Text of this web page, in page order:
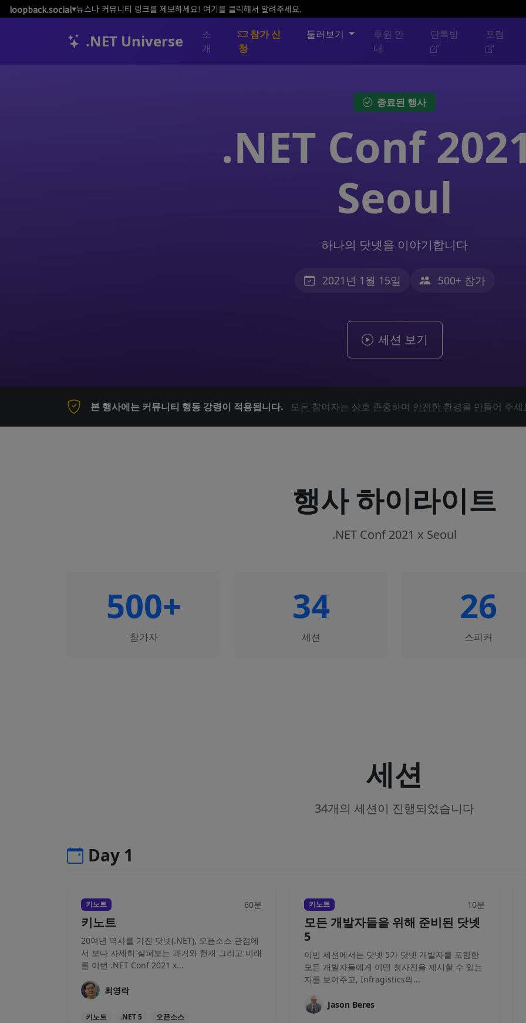
loopback.social▼뉴스나 커뮤니티 링크를 제보하세요! 여기를 클릭해서 알려주세요.
.NET Universe
소
개
참가 신
청
둘러보기
후원 안
내
단톡방 포럼
종료된 행사
.NET Conf
Seoul
하나의 닷넷을 이야기합니다
2021년 1월 15일 500+ 참가
세션 보기
본 행사에는 커뮤니티 행동 강령이 적용됩니다. 모든 참여자는 상호 존중하며 안전한 환경을 만들어 주세
행사 하이라이트
.NET Conf 2021 x Seoul
500+
참가자
34
세션
26
스피커
세션
34개의 세션이 진행되었습니다
Day 1
키노트 60분
키노트
20여년 역사를 가진 닷넷(.NET), 오픈소스 관점에
서 보다 자세히 살펴보는 과거와 현재 그리고 미래
를 이번 .NET Conf 2021 x...
최영락
키노트 .NET 5 오픈소스
키노트 10분
모든 개발자들을 위해 준비된 닷넷
5
이번 세션에서는 닷넷 5가 닷넷 개발자를 포함한
모든 개발자들에게 어떤 청사진을 제시할 수 있는
지를 보여주고, Infragistics의...
Jason Beres